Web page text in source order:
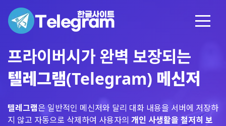
프라이버시가 완벽 보장되는
텔레그램(Telegram) 메신저
텔레그램은 일반적인 메신저와 달리 대화 내용을 서버에 저장하
지 않고 자동으로 삭제하여 사용자의 개인 사생활을 철저히 보